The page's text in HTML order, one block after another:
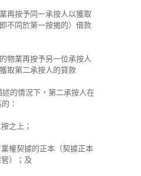
再按予同一承按人以獲取
不同於第一按揭的）借款
物業再按予另一位承按人
取第二承按人的貸款
述的情況下，第二承按人在
：
之上；
權契據的正本（契據正本
）；及